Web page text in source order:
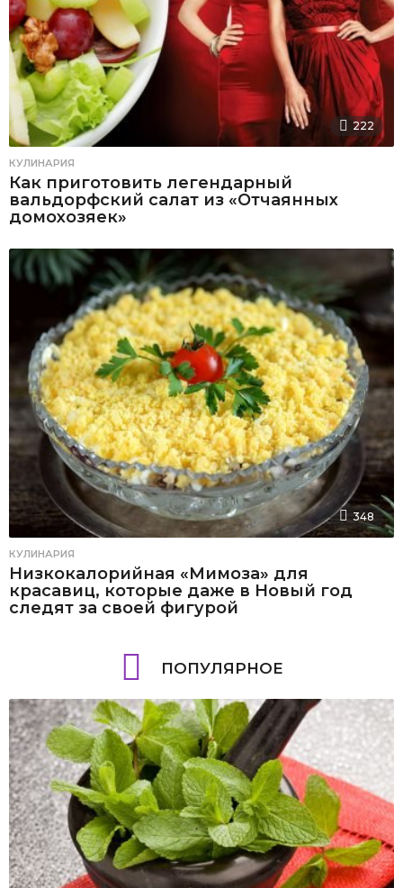
222
КУЛИНАРИЯ
Как приготовить легендарный
вальдорфский салат из «Отчаянных
домохозяек»
348
КУЛИНАРИЯ
Низкокалорийная «Мимоза» для
красавиц, которые даже в Новый год
следят за своей фигурой
ПОПУЛЯРНОЕ